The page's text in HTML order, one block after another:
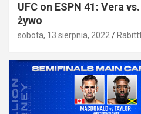
UFC on ESPN 41: Vera
żywo
sobota, 13 sierpnia, 2022